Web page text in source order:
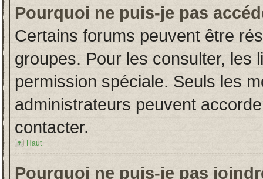
Pourquoi ne puis-je pas
Certains forums peuvent être
groupes. Pour les consulter, les
permission spéciale. Seuls les
administrateurs peuvent
contacter.
Haut
Pourquoi ne puis-je pas